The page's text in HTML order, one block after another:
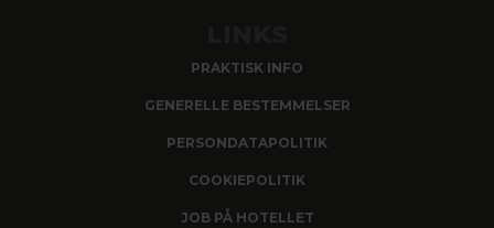
PRAKTISK INFO
GENERELLE BESTEMMELSER
PERSONDATAPOLITIK
COOKIEPOLITIK
JOB PÅ HOTELLET